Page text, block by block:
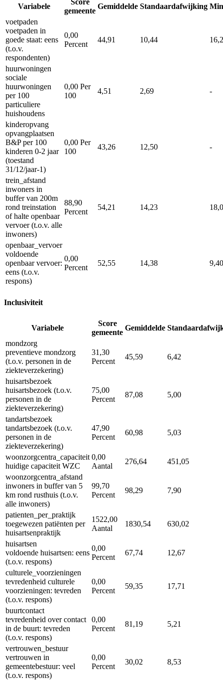
Variabele
Score
gemeente
Gemiddelde Standaardafwijking
voetpaden
voetpaden in
goede staat: eens
(t.o.v.
respondenten)
0,00
Percent
44,91 10,44
huurwoningen
sociale
huurwoningen
per 100
particuliere
huishoudens
0,00 Per
100
4,51 2,69 -
kinderopvang
opvangplaatsen
B&P per 100
kinderen 0-2 jaar
(toestand
31/12/jaar-1)
0,00 Per
100
43,26 12,50 -
trein_afstand
inwoners in
buffer van 200m
rond treinstation
of halte openbaar
vervoer (t.o.v. alle
inwoners)
88,90
Percent
54,21 14,23
openbaar_vervoer
voldoende
openbaar vervoer:
eens (t.o.v.
respons)
0,00
Percent
52,55 14,38 9,40
Inclusiviteit
Variabele
Score
gemeente
Gemiddelde
mondzorg
preventieve mondzorg
(t.o.v. personen in de
ziekteverzekering)
31,30
Percent
45,59 6,42
huisartsbezoek
huisartsbezoek (t.o.v.
personen in de
ziekteverzekering)
75,00
Percent
87,08 5,00
tandartsbezoek
tandartsbezoek (t.o.v.
personen in de
ziekteverzekering)
47,90
Percent
60,98 5,03
woonzorgcentra_capaciteit
huidige capaciteit WZC
0,00
Aantal
276,64
451,05
woonzorgcentra_afstand
inwoners in buffer van 5
km rond rusthuis (t.o.v.
alle inwoners)
99,70
Percent
98,29 7,90
patienten_per_praktijk
toegewezen patiënten per
huisartsenpraktijk
1522,00
Aantal
1830,54 630,02
huisartsen
voldoende huisartsen: eens
(t.o.v. respons)
0,00
Percent
67,74 12,67
culturele_voorzieningen
tevredenheid culturele
voorzieningen: tevreden
(t.o.v. respons)
0,00
Percent
59,35 17,71
buurtcontact
tevredenheid over contact
in de buurt: tevreden
(t.o.v. respons)
0,00
Percent
81,19 5,21
vertrouwen_bestuur
vertrouwen in
gemeentebestuur: veel
(t.o.v. respons)
0,00
Percent
30,02 8,53